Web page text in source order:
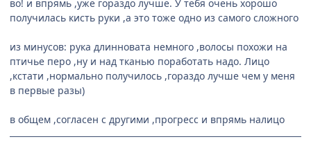
во! и впрямь ,уже гораздо лучше. У тебя очень хорошо
получилась кисть руки ,а это тоже одно из самого сложного
из минусов: рука длинновата немного ,волосы похожи на
птичье перо ,ну и над тканью поработать надо. Лицо
,кстати ,нормально получилось ,гораздо лучше чем у меня
в первые разы)
в общем ,согласен с другими ,прогресс и впрямь налицо